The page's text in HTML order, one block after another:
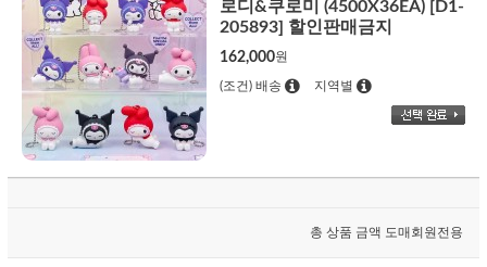
로디&쿠로미 (4500X36EA) [D1-
205893] 할인판매금지
162,000원
(조건) 배송 지역별
총 상품 금액 도매회원전용